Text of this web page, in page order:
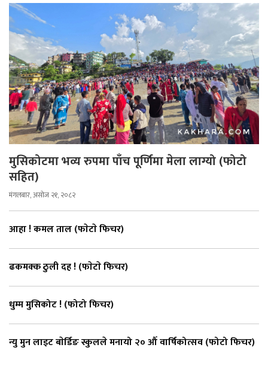
मुसिकोटमा भव्य रुपमा पाँच पूर्णिमा मेला लाग्यो (फोटो
सहित)
मंगलबार, असोज २१, २०८२
आहा ! कमल ताल (फाेटाे फिचर)
ढकमक्क ठुली दह ! (फाेटाे फिचर)
धुम्म मुसिकोट ! (फोटो फिचर)
न्यु मुन लाइट बाेर्डिङ स्कुलले मनायो २० औँ वार्षिकोत्सव (फोटो फिचर)